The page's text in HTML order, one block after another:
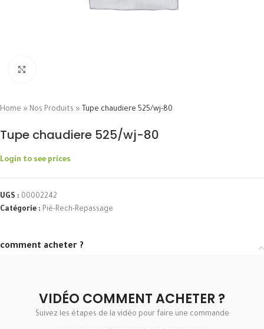
Home » Nos Produits » Tupe chaudiere 525/wj-80
Tupe chaudiere 525/wj-80
Login to see prices
UGS : 00002242
Catégorie : Pié-Rech-Repassage
comment acheter ?
VIDÉO COMMENT ACHETER ?
Suivez les étapes de la vidéo pour faire une commande